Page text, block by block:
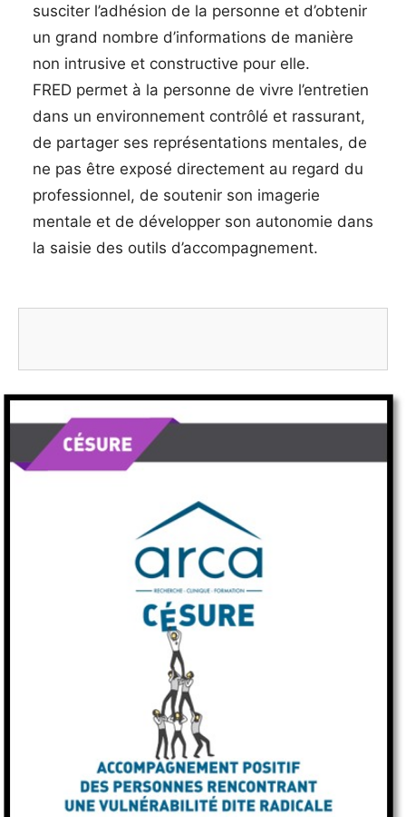
susciter l’adhésion de la personne et d’obtenir
un grand nombre d’informations de manière
non intrusive et constructive pour elle.
FRED permet à la personne de vivre l’entretien
dans un environnement contrôlé et rassurant,
de partager ses représentations mentales, de
ne pas être exposé directement au regard du
professionnel, de soutenir son imagerie
mentale et de développer son autonomie dans
la saisie des outils d’accompagnement.